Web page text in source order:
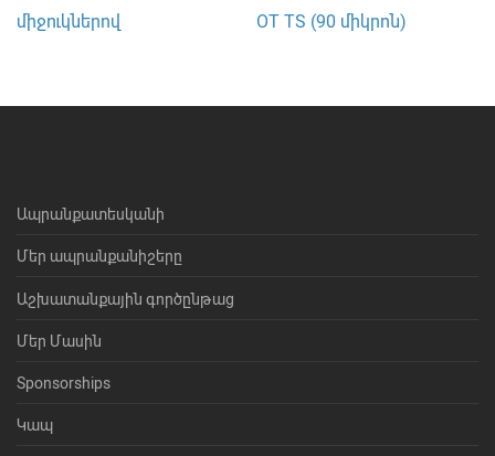
միջուկներով OT TS (90 միկրոն)
Ապրանքատեսկանի
Մեր ապրանքանիշերը
Աշխատանքային գործընթաց
Մեր Մասին
Sponsorships
Կապ